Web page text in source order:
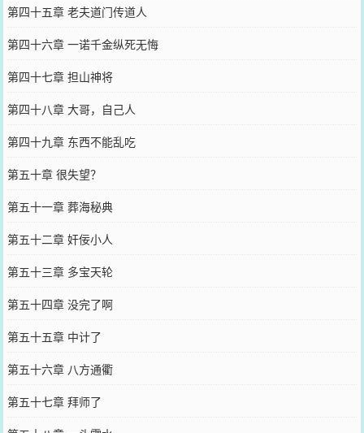
第四十五章 老夫道门传道人
第四十六章 一诺千金纵死无悔
第四十七章 担山神将
第四十八章 大哥，自己人
第四十九章 东西不能乱吃
第五十章 很失望？
第五十一章 葬海秘典
第五十二章 奸佞小人
第五十三章 多宝天轮
第五十四章 没完了啊
第五十五章 中计了
第五十六章 八方通衢
第五十七章 拜师了